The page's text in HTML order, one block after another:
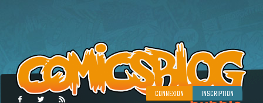
CONNEXION INSCRIPTION